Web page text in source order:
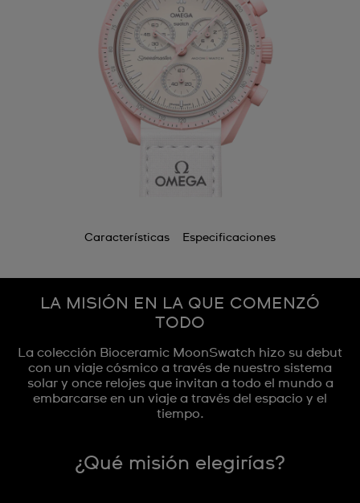
Características Especificaciones
LA MISIÓN EN LA QUE COMENZÓ
TODO
La colección Bioceramic MoonSwatch hizo su debut
con un viaje cósmico a través de nuestro sistema
solar y once relojes que invitan a todo el mundo a
embarcarse en un viaje a través del espacio y el
tiempo.
¿Qué misión elegirías?